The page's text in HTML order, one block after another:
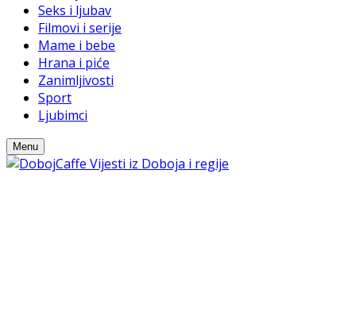
Seks i ljubav
Filmovi i serije
Mame i bebe
Hrana i piće
Zanimljivosti
Sport
Ljubimci
Menu